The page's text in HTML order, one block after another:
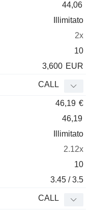
44,06
Illimitato
2x
10
3,600 EUR
CALL
46,19 €
46,19
Illimitato
2.12x
10
3.45 / 3.5
CALL